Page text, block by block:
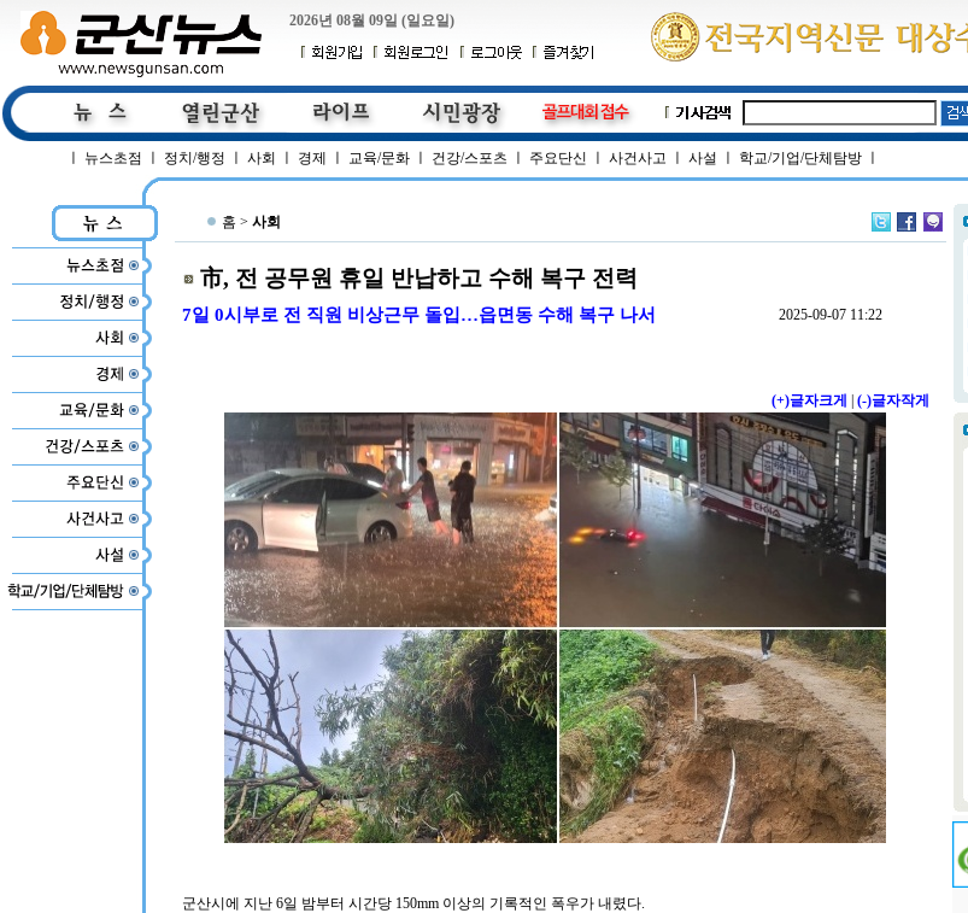
2026년 08월 09일 (일요일)
뉴스초점 정치/행정 사회 경제 교육/문화 건강/스포츠 주요단신 사건사고 사설 학교/기업/단체탐방
홈 > 사회
市, 전 공무원 휴일 반납하고 수해 복구 전력
7일 0시부로 전 직원 비상근무 돌입…읍면동 수해 복구 나서 2025-09-07 11:22
(+)글자크게 (-)글자작게
군산시에 지난 6일 밤부터 시간당 150mm 이상의 기록적인 폭우가 내렸다.